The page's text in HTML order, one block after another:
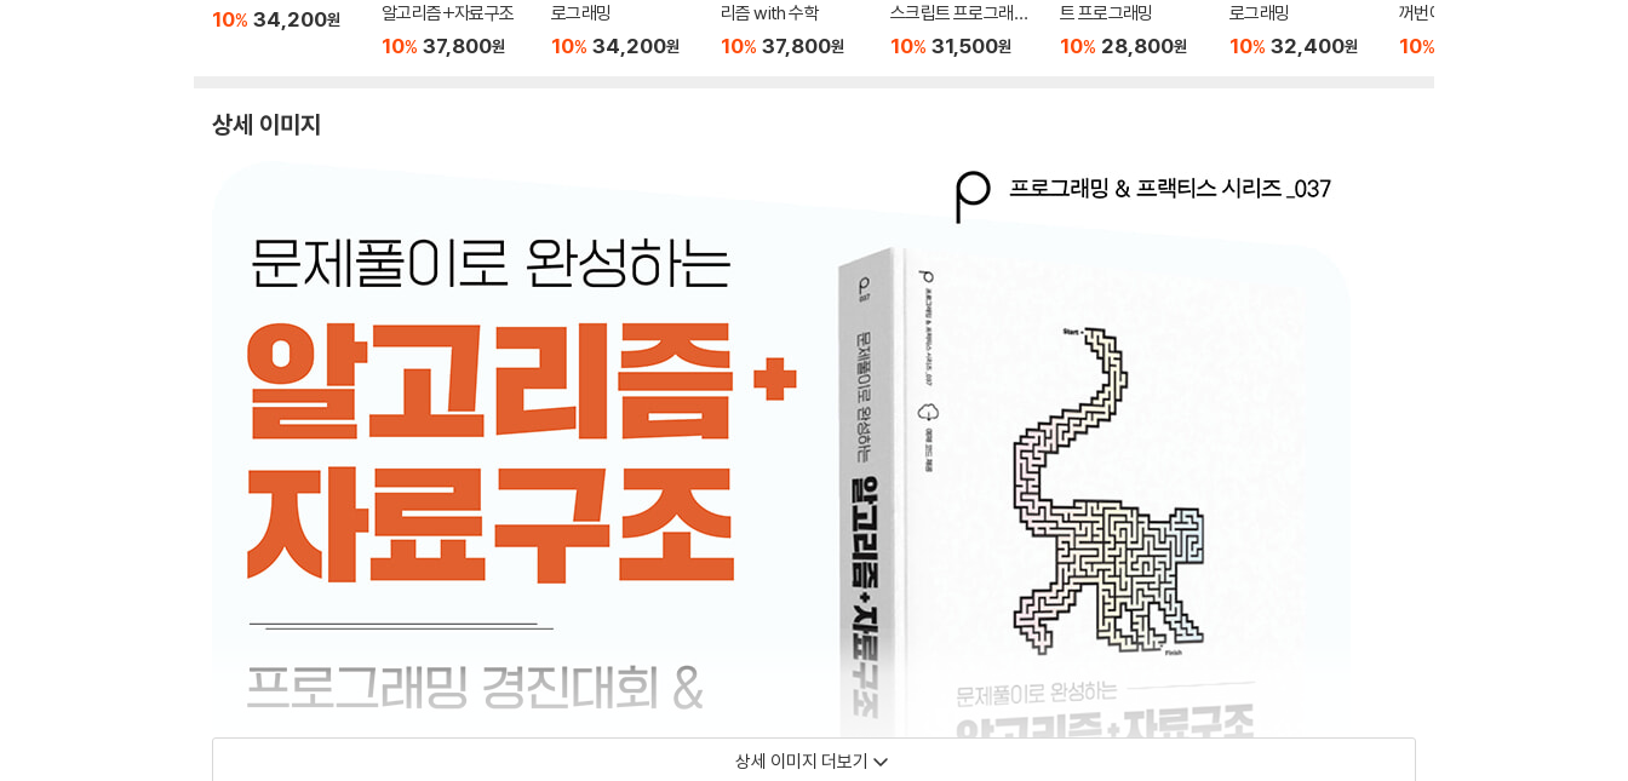
10% 34,200원
알고리즘+자료구조
10% 37,800원
로그래밍
10% 34,200원
리즘 with 수학
10% 37,800원
스크립트 프로그래밍
입문
10% 31,500원
트 프로그래밍
10% 28,800원
로그래밍
10% 32,400원
꺼번에 배우기
10%
상세 이미지
상세 이미지 더보기